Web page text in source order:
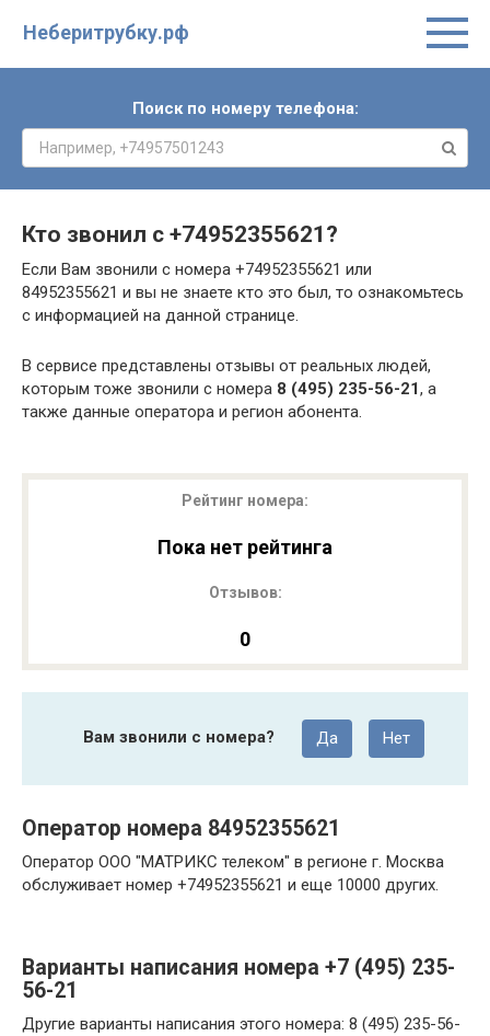
Неберитрубку.рф
Поиск по номеру телефона:
Кто звонил с +74952355621 ?
Если Вам звонили с номера +74952355621 или
84952355621 и вы не знаете кто это был, то ознакомьтесь
с информацией на данной странице.
В сервисе представлены отзывы от реальных людей,
которым тоже звонили с номера 8 (495) 235-56-21, а
также данные оператора и регион абонента.
Рейтинг номера:
Пока нет рейтинга
Отзывов:
0
Вам звонили с номера? Да Нет
Оператор номера 84952355621
Оператор ООО "МАТРИКС телеком" в регионе г. Москва
обслуживает номер +74952355621 и еще 10000 других.
Варианты написания номера +7 (495) 235-
56-21
Другие варианты написания этого номера: 8 (495) 235-56-